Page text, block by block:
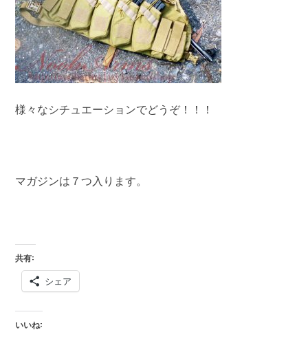
様々なシチュエーションでどうぞ！！！
マガジンは７つ入ります。
共有:
シェア
いいね: